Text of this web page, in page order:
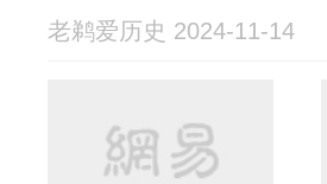
老鹈爱历史 2024-11-14